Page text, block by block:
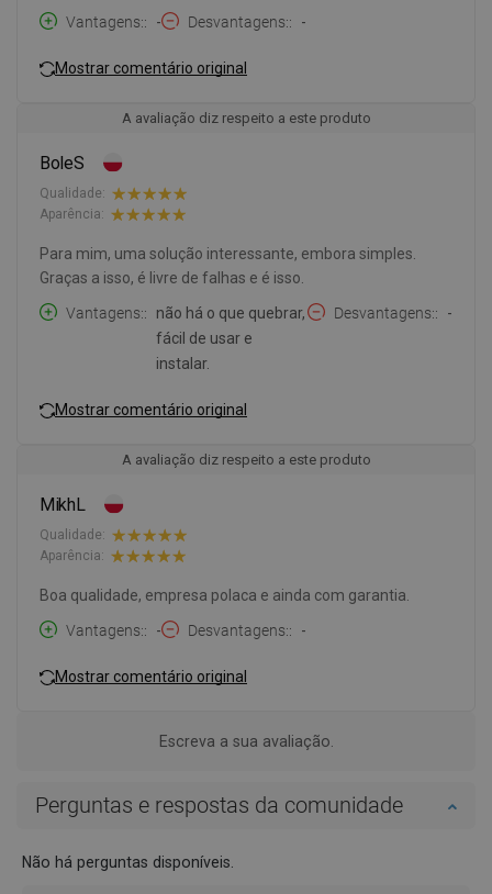
Vantagens:
- Desvantagens: -
Mostrar comentário original
A avaliação diz respeito a este produto
BoleS
Qualidade:
Aparência:
Para mim, uma solução interessante, embora simples.
Graças a isso, é livre de falhas e é isso.
Vantagens:
não há o que quebrar,
fácil de usar e
instalar.
Desvantagens: -
Mostrar comentário original
A avaliação diz respeito a este produto
MikhL
Qualidade:
Aparência:
Boa qualidade, empresa polaca e ainda com garantia.
Vantagens:
- Desvantagens: -
Mostrar comentário original
Escreva a sua avaliação.
Perguntas e respostas da comunidade
Não há perguntas disponíveis.